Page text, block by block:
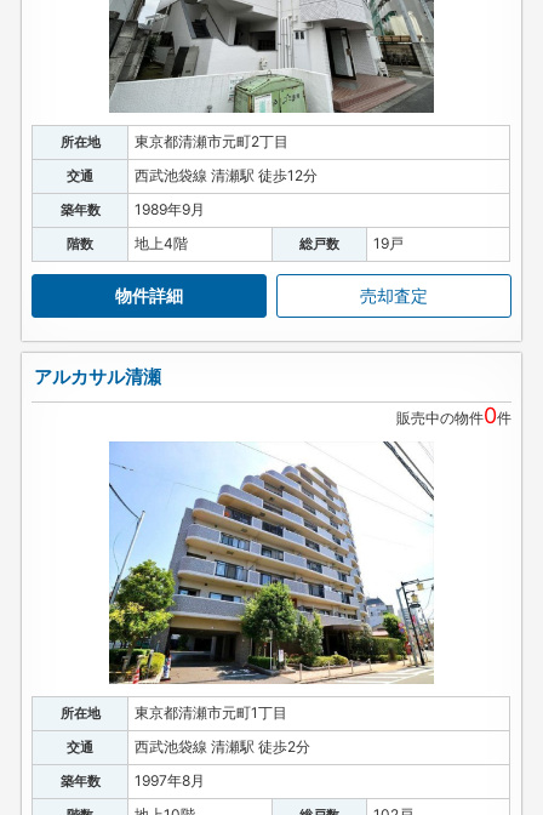
所在地 東京都清瀬市元町2丁目
交通 西武池袋線 清瀬駅 徒歩12分
築年数 1989年9月
階数 地上4階 総戸数 19戸
物件詳細 売却査定
アルカサル清瀬
販売中の物件0件
所在地 東京都清瀬市元町1丁目
交通 西武池袋線 清瀬駅 徒歩2分
築年数 1997年8月